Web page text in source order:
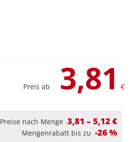
Preis ab 3,81 €
Preise nach Menge 3,81 – 5,12 €
Mengenrabatt bis zu -26 %